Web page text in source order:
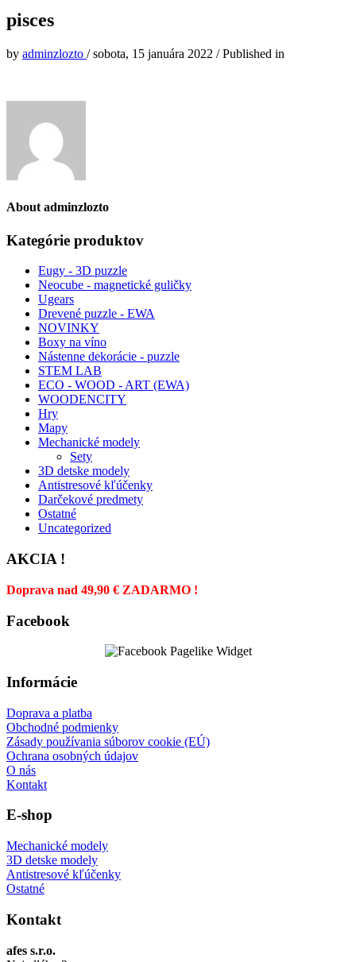
pisces
by adminzlozto /sobota, 15 januára 2022 /Published in
About adminzlozto
Kategórie produktov
Eugy - 3D puzzle
Neocube - magnetické guličky
Ugears
Drevené puzzle - EWA
NOVINKY
Boxy na víno
Nástenne dekorácie - puzzle
STEM LAB
ECO - WOOD - ART (EWA)
WOODENCITY
Hry
Mapy
Mechanické modely
Sety
3D detske modely
Antistresové kľúčenky
Darčekové predmety
Ostatné
Uncategorized
AKCIA !
Doprava nad 49,90 € ZADARMO !
Facebook
Informácie
Doprava a platba
Obchodné podmienky
Zásady používania súborov cookie (EÚ)
Ochrana osobných údajov
O nás
Kontakt
E-shop
Mechanické modely
3D detske modely
Antistresové kľúčenky
Ostatné
Kontakt
afes s.r.o.